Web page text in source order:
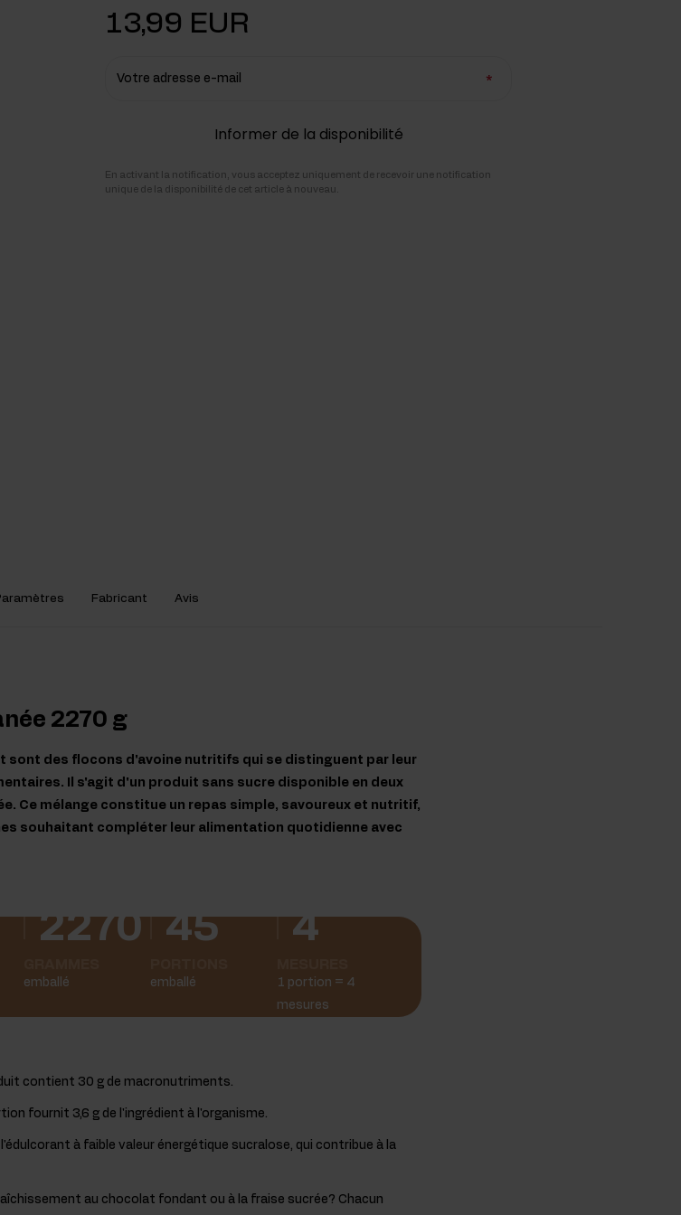
13,99 EUR
Votre adresse e-mail
Informer de la disponibilité
En activant la notification, vous acceptez uniquement de recevoir une notification
unique de la disponibilité de cet article à nouveau.
Fabricant Avis
2270 g
sont des flocons d'avoine nutritifs qui se distinguent par leur
Il s'agit d'un produit sans sucre disponible en deux
Ce mélange constitue un repas simple, savoureux et nutritif,
souhaitant compléter leur alimentation quotidienne avec
2270
emballé
45
emballé
4
1 portion = 4
mesures
contient 30 g de macronutriments.
fournit 3,6 g de l'ingrédient à l'organisme.
à faible valeur énergétique sucralose, qui contribue à la
au chocolat fondant ou à la fraise sucrée? Chacun